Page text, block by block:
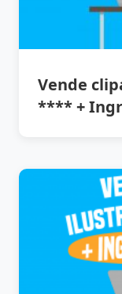
Vende
**** +